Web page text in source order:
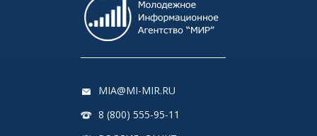
MIA@MI-MIR.RU
8 (800) 555-95-11